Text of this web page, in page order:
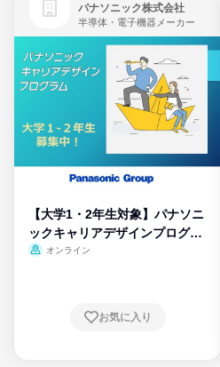
パナソニック株式会社
半導体・電子機器メーカー
【大学1・2年生対象】パナソニ
ックキャリアデザインプログラ
ム
オンライン
お気に入り